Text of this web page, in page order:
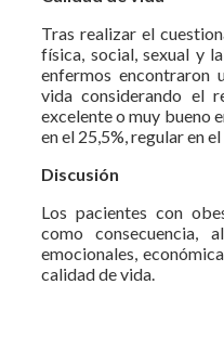
Tras realizar el
física, social, sexual y
enfermos encontraron
vida considerando el
excelente o muy bueno
en el 25,5%, regular en
Discusión
Los pacientes con
como consecuencia,
emocionales,
calidad de vida.